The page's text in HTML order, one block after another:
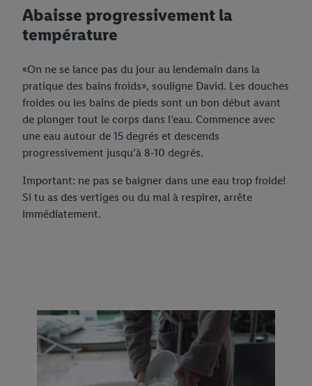
Abaisse progressivement la
température
«On ne se lance pas du jour au lendemain dans la
pratique des bains froids», souligne David. Les douches
froides ou les bains de pieds sont un bon début avant
de plonger tout le corps dans l’eau. Commence avec
une eau autour de 15 degrés et descends
progressivement jusqu’à 8-10 degrés.
Important: ne pas se baigner dans une eau trop froide!
Si tu as des vertiges ou du mal à respirer, arrête
immédiatement.